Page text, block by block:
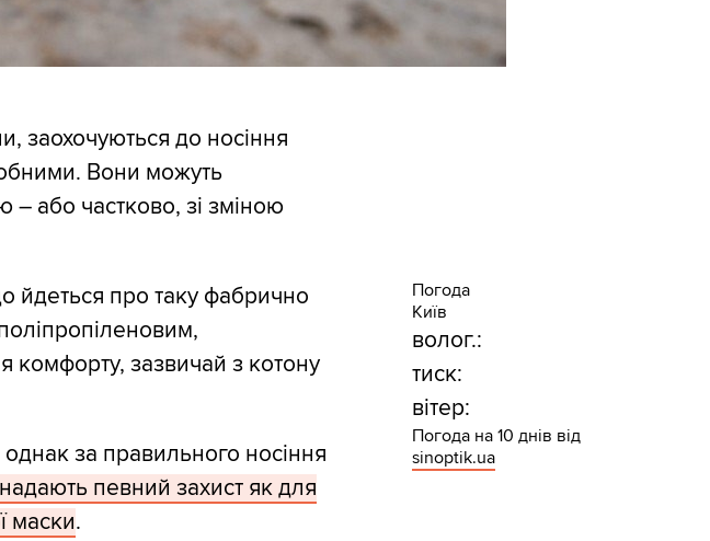
заохочуються до носіння
Вони можуть
– або частково, зі зміною
йдеться про таку фабрично
комфорту, зазвичай з котону
за правильного носіння
надають певний захист як для
маски.
Погода
Київ
волог.:
тиск:
вітер:
Погода на 10 днів від
sinoptik.ua